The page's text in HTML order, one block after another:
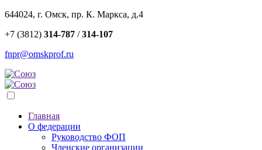
644024, г. Омск, пр. К. Маркса, д.4
+7 (3812) 314-787 /314-107
fnpr@omskprof.ru
Главная
О федерации
Руководство ФОП
Членские организации